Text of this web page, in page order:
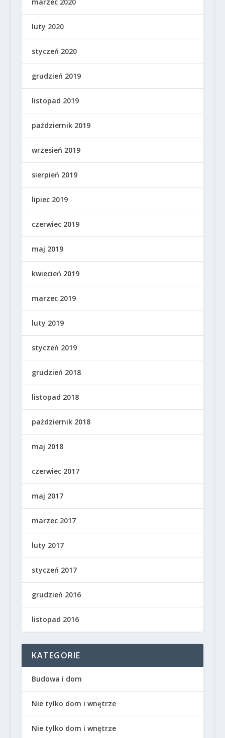
luty 2020
styczeń 2020
grudzień 2019
listopad 2019
październik 2019
wrzesień 2019
sierpień 2019
lipiec 2019
czerwiec 2019
maj 2019
kwiecień 2019
marzec 2019
luty 2019
styczeń 2019
grudzień 2018
listopad 2018
październik 2018
maj 2018
czerwiec 2017
maj 2017
marzec 2017
luty 2017
styczeń 2017
grudzień 2016
listopad 2016
KATEGORIE
Budowa i dom
Nie tylko dom i wnętrze
Nie tylko dom i wnętrze